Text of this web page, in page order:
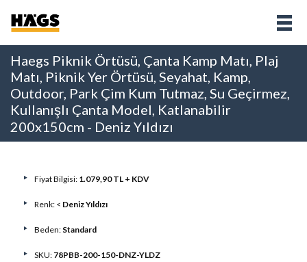
Haegs Piknik Örtüsü, Çanta Kamp Matı, Plaj
Matı, Piknik Yer Örtüsü, Seyahat, Kamp,
Outdoor, Park Çim Kum Tutmaz, Su Geçirmez,
Kullanışlı Çanta Model, Katlanabilir
200x150cm - Deniz Yıldızı
Fiyat Bilgisi: 1.079,90 TL + KDV
Renk: < Deniz Yıldızı
Beden: Standard
SKU: 78PBB-200-150-DNZ-YLDZ